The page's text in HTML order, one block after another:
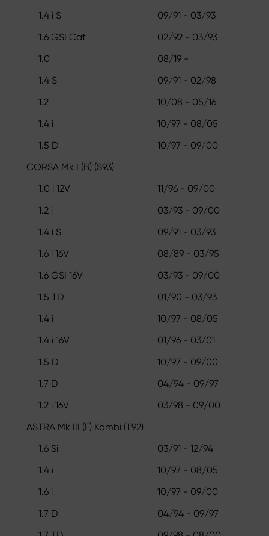
1.4 i S
09/91 - 03/93
1.6 GSI Cat
02/92 - 03/93
1.0
08/19 -
1.4 S
09/91 - 02/98
1.2
10/08 - 05/16
1.4 i
10/97 - 08/05
1.5 D
10/97 - 09/00
CORSA Mk I (B) (S93)
1.0 i 12V
11/96 - 09/00
1.2 i
03/93 - 09/00
1.4 i S
09/91 - 03/93
1.6 i 16V
08/89 - 03/95
1.6 GSI 16V
03/93 - 09/00
1.5 TD
01/90 - 03/93
1.4 i
10/97 - 08/05
1.4 i 16V
01/96 - 03/01
1.5 D
10/97 - 09/00
1.7 D
04/94 - 09/97
1.2 i 16V
03/98 - 09/00
ASTRA Mk III (F) Kombi (T92)
1.6 Si
03/91 - 12/94
1.4 i
10/97 - 08/05
1.6 i
10/97 - 09/00
1.7 D
04/94 - 09/97